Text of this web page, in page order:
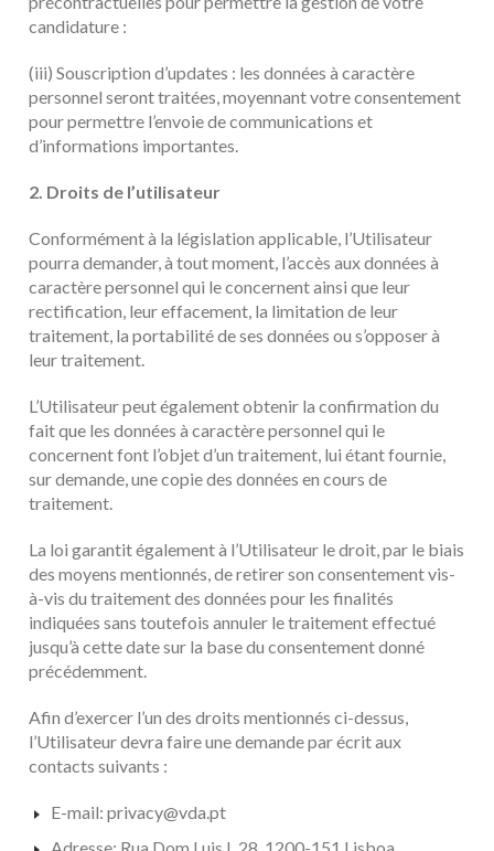
candidature :
(iii) Souscription d’updates : les données à caractère
personnel seront traitées, moyennant votre consentement
pour permettre l’envoie de communications et
d’informations importantes.
2. Droits de l’utilisateur
Conformément à la législation applicable, l’Utilisateur
pourra demander, à tout moment, l’accès aux données à
caractère personnel qui le concernent ainsi que leur
rectification, leur effacement, la limitation de leur
traitement, la portabilité de ses données ou s’opposer à
leur traitement.
L’Utilisateur peut également obtenir la confirmation du
fait que les données à caractère personnel qui le
concernent font l’objet d’un traitement, lui étant fournie,
sur demande, une copie des données en cours de
traitement.
La loi garantit également à l’Utilisateur le droit, par le biais
des moyens mentionnés, de retirer son consentement vis-
à-vis du traitement des données pour les finalités
indiquées sans toutefois annuler le traitement effectué
jusqu’à cette date sur la base du consentement donné
précédemment.
Afin d’exercer l’un des droits mentionnés ci-dessus,
l’Utilisateur devra faire une demande par écrit aux
contacts suivants :
E-mail: privacy@vda.pt